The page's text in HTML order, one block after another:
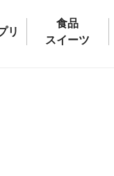
リ
食品
スイーツ